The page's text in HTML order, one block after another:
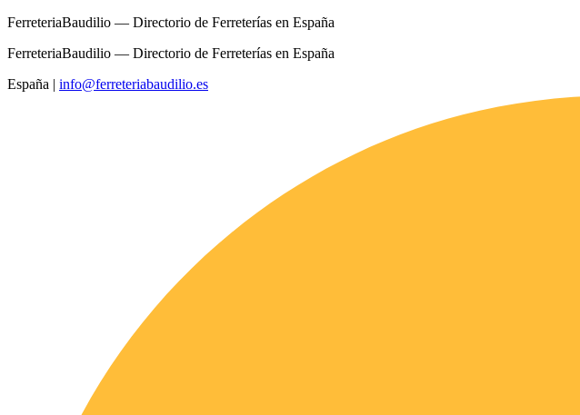
FerreteriaBaudilio — Directorio de Ferreterías en España
FerreteriaBaudilio — Directorio de Ferreterías en España
España | info@ferreteriabaudilio.es